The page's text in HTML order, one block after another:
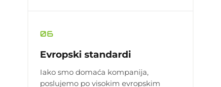
06
Evropski standardi
Iako smo domaća kompanija,
poslujemo po visokim evropskim